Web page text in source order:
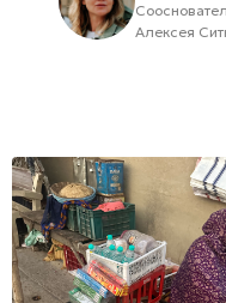
Алексея